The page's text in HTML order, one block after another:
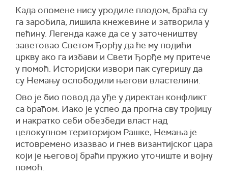
Када опомене нису уродиле плодом, браћа су
га заробила, лишила кнежевине и затворила у
пећину. Легенда каже да се у заточеништву
заветовао Светом Ђорђу да ће му подићи
цркву ако га избави и Свети Ђорђе му притече
у помоћ. Историјски извори пак сугеришу да
су Немању ослободили његови властелини.
Ово је био повод да уђе у директан конфликт
са браћом. Иако је успео да прогна сву тројицу
и накратко себи обезбеди власт над
целокупном територијом Рашке, Немања је
истовремено изазвао и гнев византијског цара
који је његовој браћи пружио уточиште и војну
помоћ.